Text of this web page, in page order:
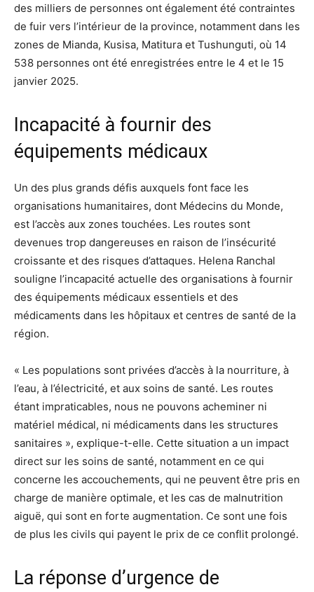
des milliers de personnes ont également été contraintes
de fuir vers l’intérieur de la province, notamment dans les
zones de Mianda, Kusisa, Matitura et Tushunguti, où 14
538 personnes ont été enregistrées entre le 4 et le 15
janvier 2025.
Incapacité à fournir des
équipements médicaux
Un des plus grands défis auxquels font face les
organisations humanitaires, dont Médecins du Monde,
est l’accès aux zones touchées. Les routes sont
devenues trop dangereuses en raison de l’insécurité
croissante et des risques d’attaques. Helena Ranchal
souligne l’incapacité actuelle des organisations à fournir
des équipements médicaux essentiels et des
médicaments dans les hôpitaux et centres de santé de la
région.
« Les populations sont privées d’accès à la nourriture, à
l’eau, à l’électricité, et aux soins de santé. Les routes
étant impraticables, nous ne pouvons acheminer ni
matériel médical, ni médicaments dans les structures
sanitaires », explique-t-elle. Cette situation a un impact
direct sur les soins de santé, notamment en ce qui
concerne les accouchements, qui ne peuvent être pris en
charge de manière optimale, et les cas de malnutrition
aiguë, qui sont en forte augmentation. Ce sont une fois
de plus les civils qui payent le prix de ce conflit prolongé.
La réponse d’urgence de